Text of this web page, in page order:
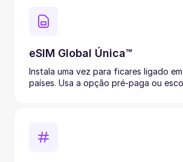
eSIM Global Única™
Instala uma vez para ficares ligado
países. Usa a opção pré-paga ou